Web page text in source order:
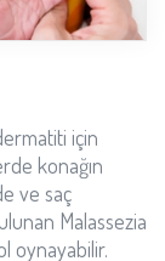
için
konağın
ve saç
Malassezia
oynayabilir.